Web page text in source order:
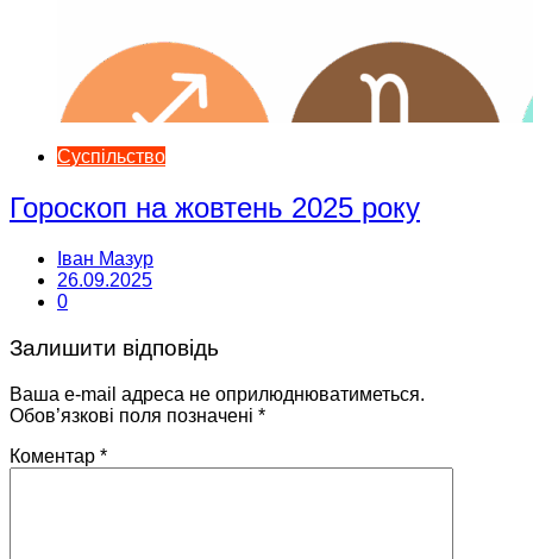
Суспільство
Гороскоп на жовтень 2025 року
Іван Мазур
26.09.2025
0
Залишити відповідь
Ваша e-mail адреса не оприлюднюватиметься.
Обов’язкові поля позначені *
Коментар *